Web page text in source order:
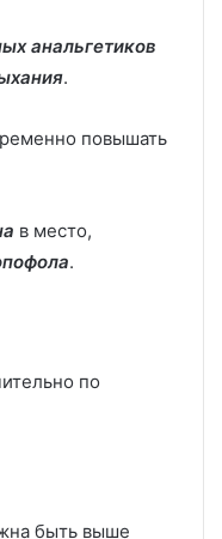
анальгетиков
.
повышать
в место,
.
по
быть выше